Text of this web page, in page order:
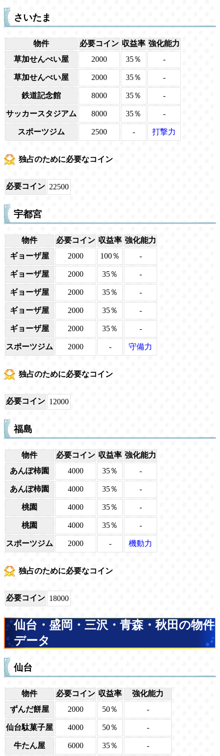
さいたま
物件 必要コイン 収益率 強化能力
草加せんべい屋
2000 35％ -
草加せんべい屋 2000 35％ -
鉄道記念館 8000 35％ -
サッカースタジアム 8000 35％ -
スポーツジム 2500 - 打撃力
独占のために必要なコイン
必要コイン 22500
宇都宮
物件 必要コイン 収益率 強化能力
ギョーザ屋
2000 100％ -
ギョーザ屋 2000 35％ -
ギョーザ屋 2000 35％ -
ギョーザ屋 2000 35％ -
ギョーザ屋 2000 35％ -
スポーツジム 2000 - 守備力
独占のために必要なコイン
必要コイン 12000
福島
物件 必要コイン 収益率 強化能力
あんぽ柿園
4000 35％ -
あんぽ柿園 4000 35％ -
桃園 4000 35％ -
桃園 4000 35％ -
スポーツジム 2000 - 機動力
独占のために必要なコイン
必要コイン 18000
仙台・盛岡・三沢・青森・秋田の物件
データ
仙台
物件 必要コイン 収益率
強化能力
ずんだ餅屋
2000 50％ -
仙台駄菓子屋 4000 50％ -
牛たん屋 6000 35％ -